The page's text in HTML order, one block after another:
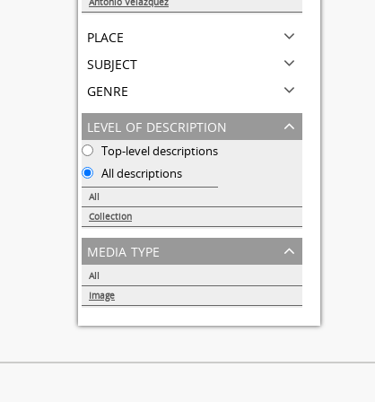
place
subject
genre
level of description
Top-level descriptions
All descriptions
All
Collection
1
media type
All
Image